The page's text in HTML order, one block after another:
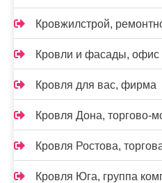
Кровжилстрой,
Кровли и фасады, офис
Кровля для вас, фирма
Кровля Дона, торгово-
Кровля Ростова,
Кровля Юга, группа